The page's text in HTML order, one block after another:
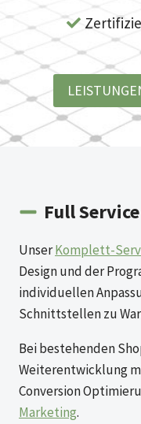
Full
UnserKomplett-
Design und der
individuellen
Schnittstellen zu
Bei bestehenden
Weiterentwicklung
Conversion
Marketing.